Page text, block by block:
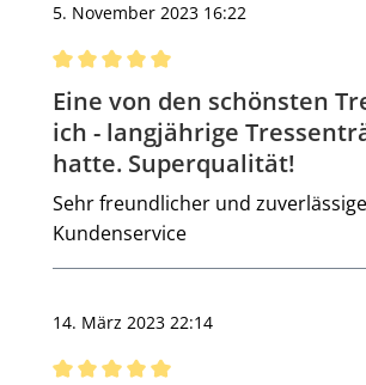
5. November 2023 16:22
Bewertung mit 5 von 5 Sternen
Eine von den schönsten
ich - langjährige
hatte. Superqualität!
Sehr freundlicher und
Kundenservice
14. März 2023 22:14